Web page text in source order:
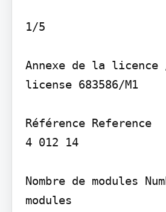
1/5
Annexe de la licence
license 683586/M1
Référence Reference
4 012 14
Nombre de modules
modules